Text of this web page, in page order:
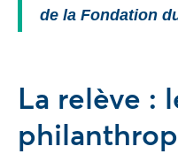
de la Fondation
La relève :